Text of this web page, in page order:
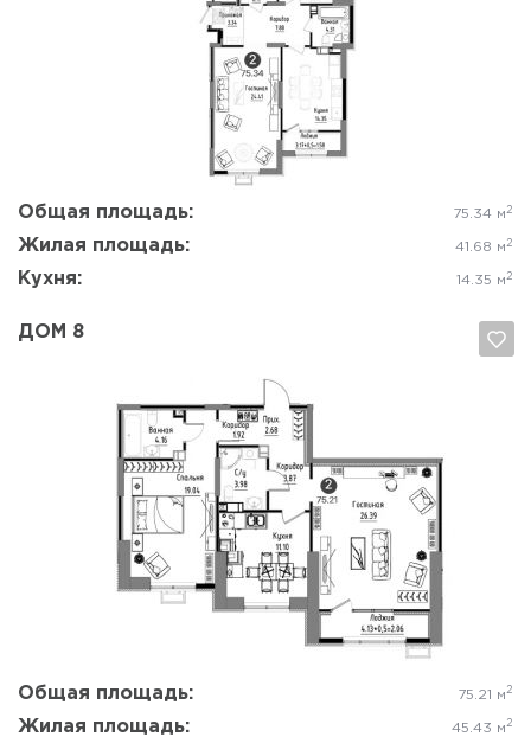
Общая площадь: 75.34 м 2
Жилая площадь: 41.68 м 2
Кухня: 14.35 м 2
Да, удалить Отмена
ДОМ 8
Общая площадь: 75.21 м 2
Жилая площадь: 45.43 м 2
Да, удалить Отмена